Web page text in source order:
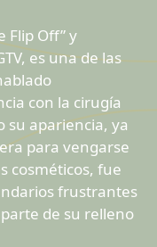
Flip Off” y
es una de las
con la cirugía
su apariencia, ya
para vengarse
cosméticos, fue
frustrantes
de su relleno